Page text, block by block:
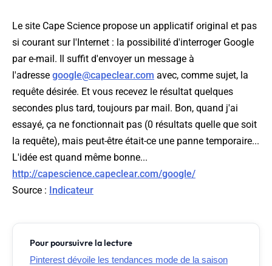
Le site Cape Science propose un applicatif original et pas
si courant sur l'Internet : la possibilité d'interroger Google
par e-mail. Il suffit d'envoyer un message à
l'adresse google@capeclear.com avec, comme sujet, la
requête désirée. Et vous recevez le résultat quelques
secondes plus tard, toujours par mail. Bon, quand j'ai
essayé, ça ne fonctionnait pas (0 résultats quelle que soit
la requête), mais peut-être était-ce une panne temporaire...
L'idée est quand même bonne...
http://capescience.capeclear.com/google/
Source : Indicateur
Pour poursuivre la lecture
Pinterest dévoile les tendances mode de la saison